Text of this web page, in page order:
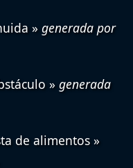
» generada por
» generada
de alimentos »